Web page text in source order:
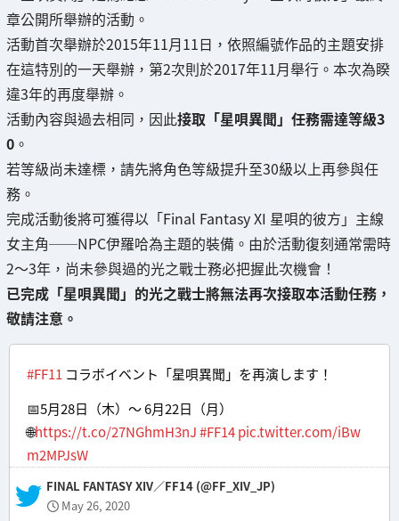
章公開所舉辦的活動。
活動首次舉辦於2015年11月11日，依照編號作品的主題安排
在這特別的一天舉辦，第2次則於2017年11月舉行。本次為睽
違3年的再度舉辦。
活動內容與過去相同，因此接取「星唄異聞」任務需達等級3
0 。
若等級尚未達標，請先將角色等級提升至30級以上再參與任
務。
完成活動後將可獲得以「Final Fantasy XI 星唄的彼方」主線
女主角──NPC伊羅哈為主題的裝備。由於活動復刻通常需時
2～3年，尚未參與過的光之戰士務必把握此次機會！
已完成「星唄異聞」的光之戰士將無法再次接取本活動任務，
敬請注意。
#FF11 コラボイベント「星唄異聞」を再演します！
📅5月28日（木）～ 6月22日（月）
🌐https://t.co/27NGhmH3nJ#FF14pic.twitter.com/iBw
m2MPJsW
— FINAL FANTASY XIV／FF14 (@FF_XIV_JP)
May 26, 2020